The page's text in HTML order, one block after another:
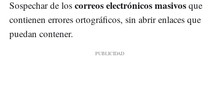
Sospechar de los correos electrónicos masivos que
contienen errores ortográficos, sin abrir enlaces que
puedan contener.